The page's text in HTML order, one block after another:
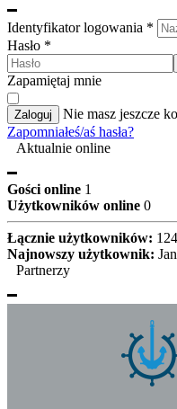
Identyfikator logowania *
Hasło *
Zapamiętaj mnie
Zaloguj Nie masz jeszcze
Zapomniałeś/aś hasła?
Aktualnie online
Gości online 1
Użytkowników online 0
Łącznie użytkowników: 124
Najnowszy użytkownik:
Partnerzy